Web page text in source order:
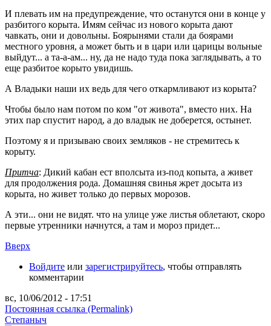
И плевать им на предупреждение, что останутся они в конце у
разбитого корыта. Имям сейчас из нового корыта дают
чавкать, они и довольны. Боярынями стали да боярами
местного уровня, а может быть и в цари или царицы вольные
выйдут... а та-а-ам... ну, да не надо туда пока заглядывать, а то
еще разбитое корыто увидишь.
А Владыки наши их ведь для чего откармливают из корыта?
Чтобы было нам потом по ком "от живота", вместо них. На
этих пар спустит народ, а до владык не доберется, остынет.
Поэтому я и призываю своих земляков - не стремитесь к
корыту.
Притча: Дикий кабан ест вполсыта из-под копыта, а живет
для продолжения рода. Домашняя свинья жрет досыта из
корыта, но живет только до первых морозов.
А эти... они не видят. что на улице уже листья облетают, скоро
первые утренники начнутся, а там и мороз придет...
Вверх
Войдите или зарегистрируйтесь, чтобы отправлять
комментарии
вс, 10/06/2012 - 17:51
Постоянная ссылка (Permalink)
Степаныч